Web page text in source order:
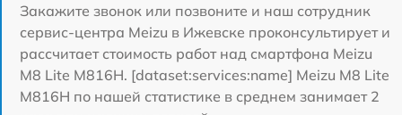
Закажите звонок или позвоните и наш сотрудник
сервис-центра Meizu в Ижевске проконсультирует и
рассчитает стоимость работ над смартфона Meizu
M8 Lite M816H. [dataset:services:name] Meizu M8 Lite
M816H по нашей статистике в среднем занимает 2